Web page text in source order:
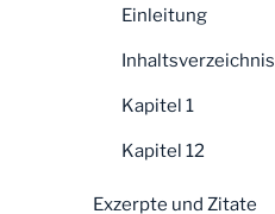
Einleitung
Inhaltsverzeichnis
Kapitel 1
Kapitel 12
Exzerpte und Zitate